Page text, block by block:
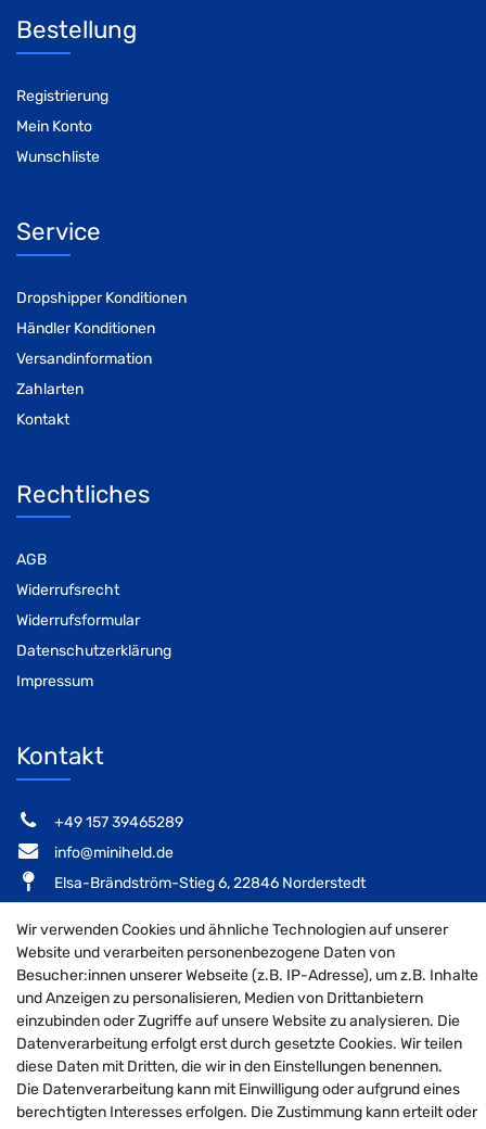
Bestellung
Registrierung
Mein Konto
Wunschliste
Service
Dropshipper Konditionen
Händler Konditionen
Versandinformation
Zahlarten
Kontakt
Rechtliches
AGB
Widerrufsrecht
Widerrufsformular
Datenschutzerklärung
Impressum
Kontakt
‭+49 157 39465289‬
info@miniheld.de
Elsa-Brändström-Stieg 6, 22846 Norderstedt
MiniHeld B2B auf Facebook
MiniHeld B2B auf Instagram!
MiniHeld B2B auf Pintarest
© 2026 MiniHeld B2B
| Design by neoprisma
Alle Preise inkl. MwSt., zzgl. Versandkosten
Wir verwenden Cookies und ähnliche Technologien auf unserer
Website und verarbeiten personenbezogene Daten von
Besucher:innen unserer Webseite (z.B. IP-Adresse), um z.B. Inhalte
und Anzeigen zu personalisieren, Medien von Drittanbietern
einzubinden oder Zugriffe auf unsere Website zu analysieren. Die
Datenverarbeitung erfolgt erst durch gesetzte Cookies. Wir teilen
diese Daten mit Dritten, die wir in den Einstellungen benennen.
Die Datenverarbeitung kann mit Einwilligung oder aufgrund eines
berechtigten Interesses erfolgen. Die Zustimmung kann erteilt oder